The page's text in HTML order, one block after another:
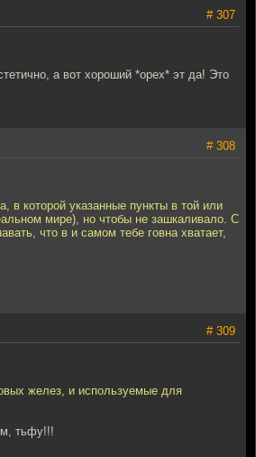
# 307
а вот хороший *орех* эт да! Это
# 308
которой указанные пункты в той или
мире), но чтобы не зашкаливало. С
что в и самом тебе говна хватает,
# 309
желез, и используемые для
тьфу!!!